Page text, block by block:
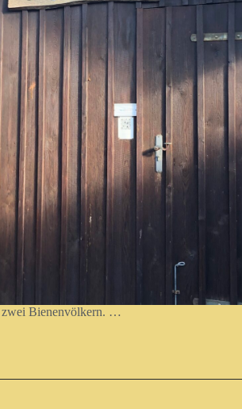
zwei Bienenvölkern. …
und diverse alte und auch neuere
Wespennest.
Sandstein errichtet. Der Erinnerungsstein
jedoch sichergestellt und danach